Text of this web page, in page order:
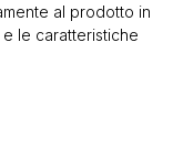
al prodotto in
le caratteristiche